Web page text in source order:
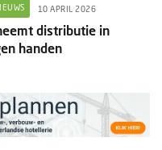
10 APRIL 2026
distributie in
handen